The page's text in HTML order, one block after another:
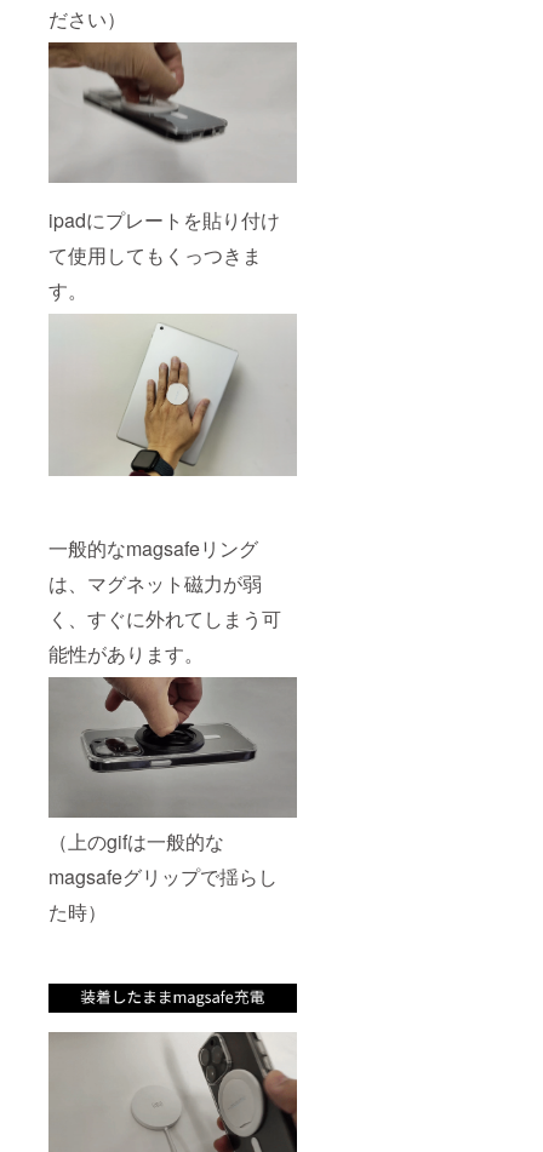
ださい）
ipadにプレートを貼り付け
て使用してもくっつきま
す。
一般的なmagsafeリング
は、マグネット磁力が弱
く、すぐに外れてしまう可
能性があります。
（上のgifは一般的な
magsafeグリップで揺らし
た時）